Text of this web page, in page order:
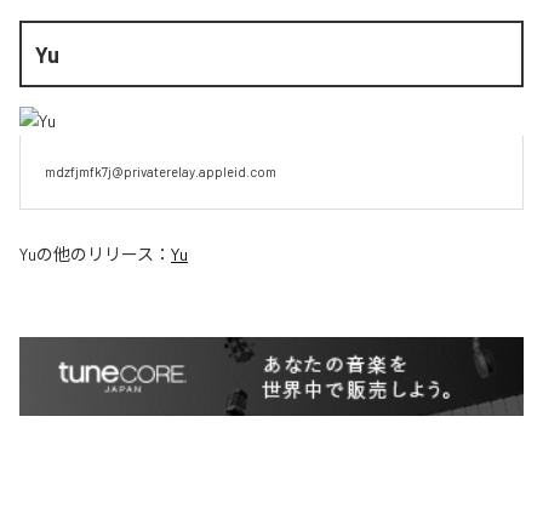
Yu
mdzfjmfk7j@privaterelay.appleid.com
Yuの他のリリース： Yu